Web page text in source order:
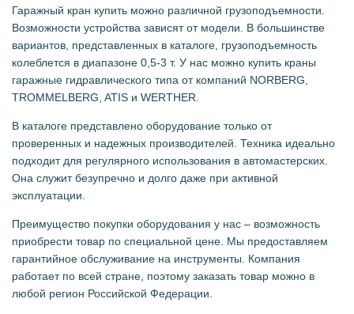
Гаражный кран купить можно различной грузоподъемности.
Возможности устройства зависят от модели. В большинстве
вариантов, представленных в каталоге, грузоподъемность
колеблется в диапазоне 0,5-3 т. У нас можно купить краны
гаражные гидравлического типа от компаний NORBERG,
TROMMELBERG, ATIS и WERTHER.
В каталоге представлено оборудование только от
проверенных и надежных производителей. Техника идеально
подходит для регулярного использования в автомастерских.
Она служит безупречно и долго даже при активной
эксплуатации.
Преимущество покупки оборудования у нас – возможность
приобрести товар по специальной цене. Мы предоставляем
гарантийное обслуживание на инструменты. Компания
работает по всей стране, поэтому заказать товар можно в
любой регион Российской Федерации.